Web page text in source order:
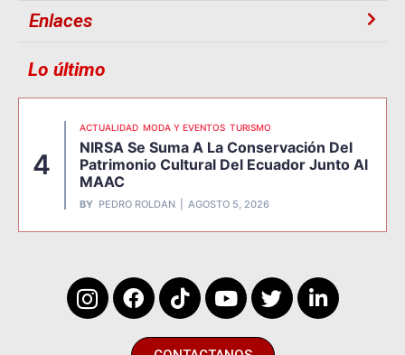
Enlaces
Lo último
4
ACTUALIDAD MODA Y EVENTOS TURISMO
NIRSA Se Suma A La Conservación Del
Patrimonio Cultural Del Ecuador Junto Al
MAAC
BY PEDRO ROLDAN AGOSTO 5, 2026